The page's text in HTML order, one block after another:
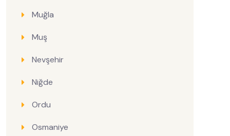
Muğla
Muş
Nevşehir
Niğde
Ordu
Osmaniye